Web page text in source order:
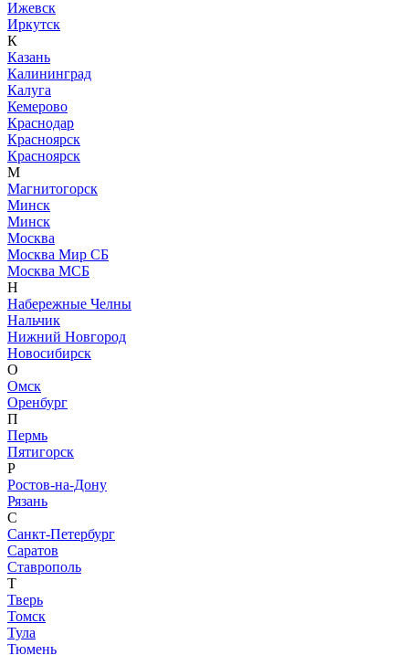
Ижевск
Иркутск
К
Казань
Калининград
Калуга
Кемерово
Краснодар
Красноярск
Красноярск
М
Магнитогорск
Минск
Минск
Москва
Москва Мир СБ
Москва МСБ
Н
Набережные Челны
Нальчик
Нижний Новгород
Новосибирск
О
Омск
Оренбург
П
Пермь
Пятигорск
Р
Ростов-на-Дону
Рязань
С
Санкт-Петербург
Саратов
Ставрополь
Т
Тверь
Томск
Тула
Тюмень